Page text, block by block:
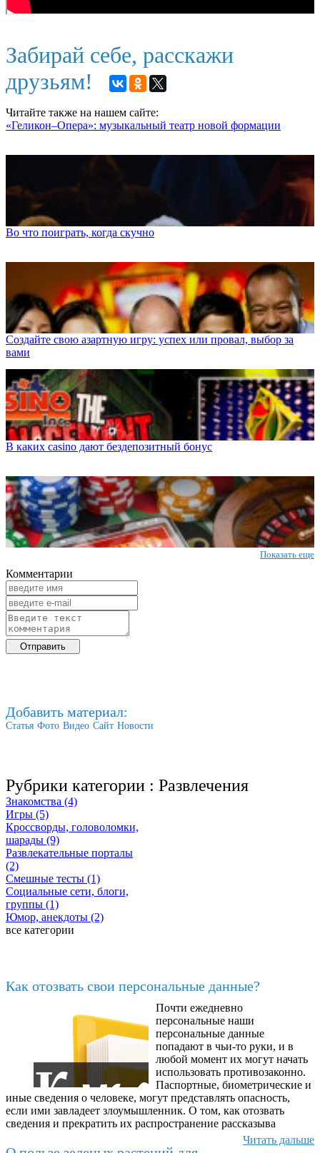
Забирай себе, расскажи
друзьям!
Читайте также на нашем сайте:
«Геликон–Опера»: музыкальный театр новой формации
Во что поиграть, когда скучно
Создайте свою азартную игру: успех или провал, выбор за
вами
В каких casino дают бездепозитный бонус
Показать еще
Комментарии
Добавить материал:
Статья Фото Видео Сайт Новости
Рубрики категории : Развлечения
Знакомства (4)
Игры (5)
Кроссворды, головоломки,
шарады (9)
Развлекательные порталы
(2)
Смешные тесты (1)
Социальные сети, блоги,
группы (1)
Юмор, анекдоты (2)
все категории
Как отозвать свои персональные данные?
Почти ежедневно
персональные наши
персональные данные
попадают в чьи-то руки, и в
любой момент их могут начать
использовать противозаконно.
Паспортные, биометрические и
иные сведения о человеке, могут представлять опасность,
если ими завладеет злоумышленник. О том, как отозвать
сведения и прекратить их распространение рассказыва
Читать дальше